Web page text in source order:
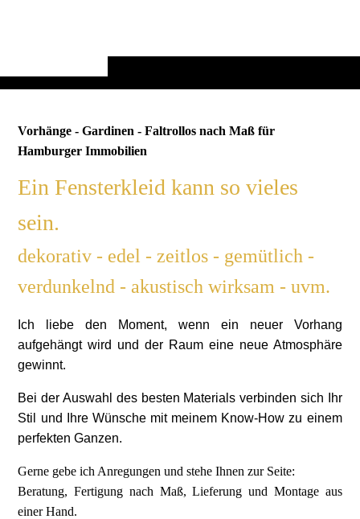
Vorhänge - Gardinen - Faltrollos nach Maß für
Hamburger Immobilien
Ein Fensterkleid kann so vieles
sein.
dekorativ - edel - zeitlos - gemütlich -
verdunkelnd - akustisch wirksam - uvm.
Ich liebe den Moment, wenn ein neuer Vorhang
aufgehängt wird und der Raum eine neue Atmosphäre
gewinnt.
Bei der Auswahl des besten Materials verbinden sich Ihr
Stil und Ihre Wünsche mit meinem Know-How zu einem
perfekten Ganzen.
Gerne gebe ich Anregungen und stehe Ihnen zur Seite:
Beratung, Fertigung nach Maß, Lieferung und Montage aus
einer Hand.